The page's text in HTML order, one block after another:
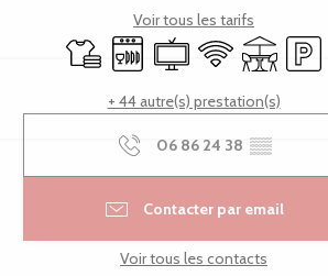
Voir tous les tarifs
Draps et linge
Lave vaisselle
Télévision
WiFi TerrasseParking
+ 44 autre(s) prestation(s)
06 86 24 38 ▒▒
Contacter par email
Voir tous les contacts